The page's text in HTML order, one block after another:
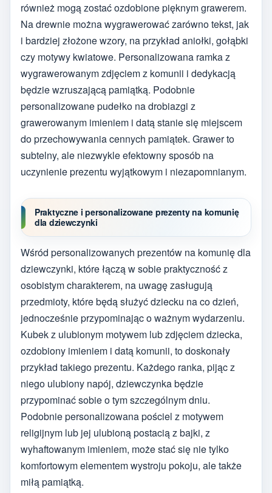
również mogą zostać ozdobione pięknym grawerem.
Na drewnie można wygrawerować zarówno tekst, jak
i bardziej złożone wzory, na przykład aniołki, gołąbki
czy motywy kwiatowe. Personalizowana ramka z
wygrawerowanym zdjęciem z komunii i dedykacją
będzie wzruszającą pamiątką. Podobnie
personalizowane pudełko na drobiazgi z
grawerowanym imieniem i datą stanie się miejscem
do przechowywania cennych pamiątek. Grawer to
subtelny, ale niezwykle efektowny sposób na
uczynienie prezentu wyjątkowym i niezapomnianym.
Praktyczne i personalizowane prezenty na komunię
dla dziewczynki
Wśród personalizowanych prezentów na komunię dla
dziewczynki, które łączą w sobie praktyczność z
osobistym charakterem, na uwagę zasługują
przedmioty, które będą służyć dziecku na co dzień,
jednocześnie przypominając o ważnym wydarzeniu.
Kubek z ulubionym motywem lub zdjęciem dziecka,
ozdobiony imieniem i datą komunii, to doskonały
przykład takiego prezentu. Każdego ranka, pijąc z
niego ulubiony napój, dziewczynka będzie
przypominać sobie o tym szczególnym dniu.
Podobnie personalizowana pościel z motywem
religijnym lub jej ulubioną postacią z bajki, z
wyhaftowanym imieniem, może stać się nie tylko
komfortowym elementem wystroju pokoju, ale także
miłą pamiątką.